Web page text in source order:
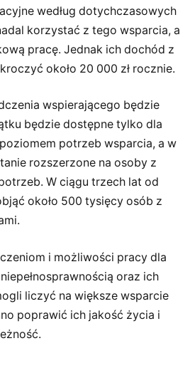
według dotychczasowych
korzystać z tego wsparcia, a
pracę. Jednak ich dochód z
około 20 000 zł rocznie.
wspierającego będzie
będzie dostępne tylko dla
potrzeb wsparcia, a w
rozszerzone na osoby z
W ciągu trzech lat od
około 500 tysięcy osób z
i możliwości pracy dla
oraz ich
liczyć na większe wsparcie
poprawić ich jakość życia i